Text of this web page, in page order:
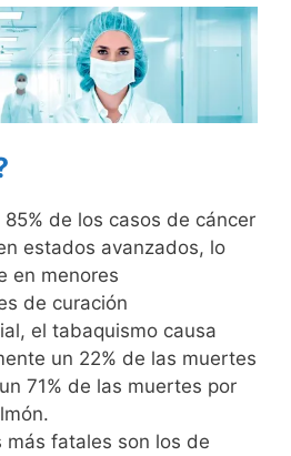
85% de los casos de cáncer
estados avanzados, lo
en menores
de curación
el tabaquismo causa
un 22% de las muertes
71% de las muertes por
más fatales son los de